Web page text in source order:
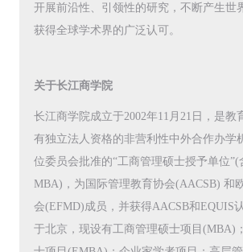
开展前沿性、引领性的研究，不断产生世
获得全球学术界的广泛认可。
关于长江商学院
长江商学院成立于2002年11月21日，是教
有独立法人资格的非营利性中外合作办学
位委员会批准的“工商管理硕士授予单位”(
MBA)，为国际管理教育协会(AACSB) 和
会(EFMD)成员，并获得AACSB和EQUIS
于北京，现设有工商管理硕士项目(MBA)